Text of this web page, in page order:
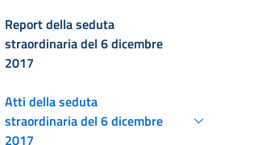
Report della seduta
straordinaria del 6 dicembre
2017
Atti della seduta
straordinaria del 6 dicembre
2017